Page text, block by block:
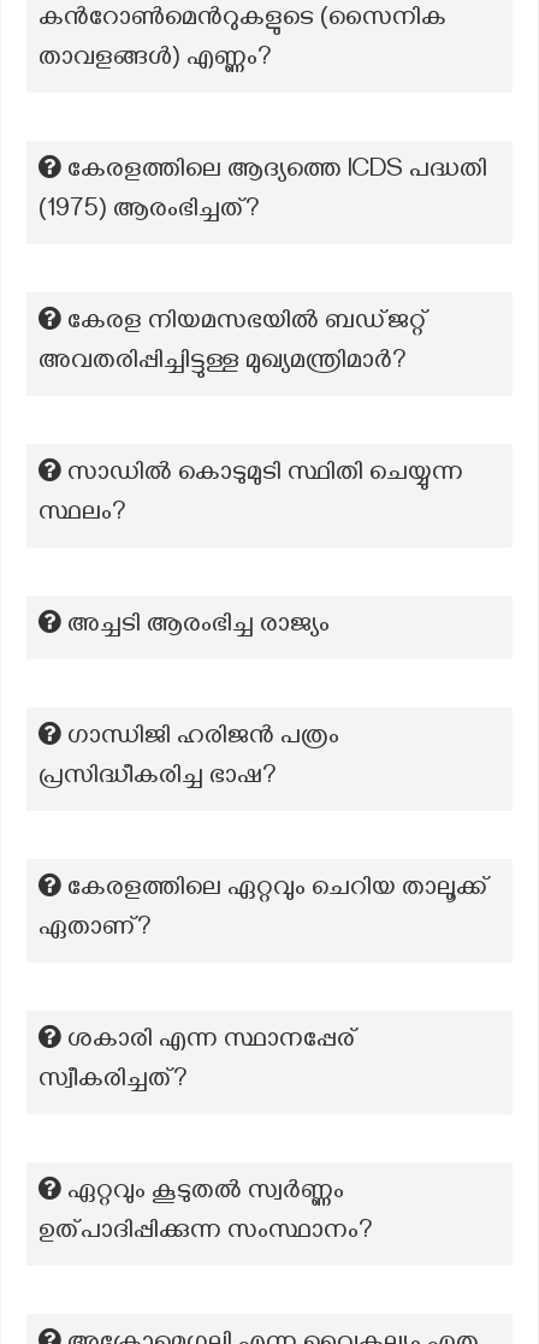
കന്‍റോണ്‍മെന്‍റുകളുടെ (സൈനിക
താവളങ്ങള്‍) എണ്ണം?
കേരളത്തിലെ ആദ്യത്തെ ICDS പദ്ധതി
(1975) ആരംഭിച്ചത്?
കേരള നിയമസഭയിൽ ബഡ്ജറ്റ്
അവതരിപ്പിച്ചിട്ടുള്ള മുഖ്യമന്ത്രിമാർ?
സാഡിൽ കൊടുമുടി സ്ഥിതി ചെയ്യുന്ന
സ്ഥലം?
അച്ചടി ആരംഭിച്ച രാജ്യം
ഗാന്ധിജി ഹരിജൻ പത്രം
പ്രസിദ്ധീകരിച്ച ഭാഷ?
കേരളത്തിലെ ഏറ്റവും ചെറിയ താലൂക്ക്
ഏതാണ്?
ശകാരി എന്ന സ്ഥാനപ്പേര്
സ്വീകരിച്ചത്?
ഏറ്റവും കൂടുതൽ സ്വർണ്ണം
ഉത്പാദിപ്പിക്കുന്ന സംസ്ഥാനം?